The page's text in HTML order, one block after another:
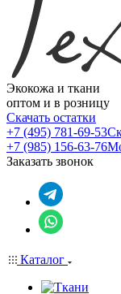
Экокожа и ткани
оптом и в розницу
Скачать остатки
+7 (495) 781-69-53
+7 (985) 156-63-76
Заказать звонок
Каталог